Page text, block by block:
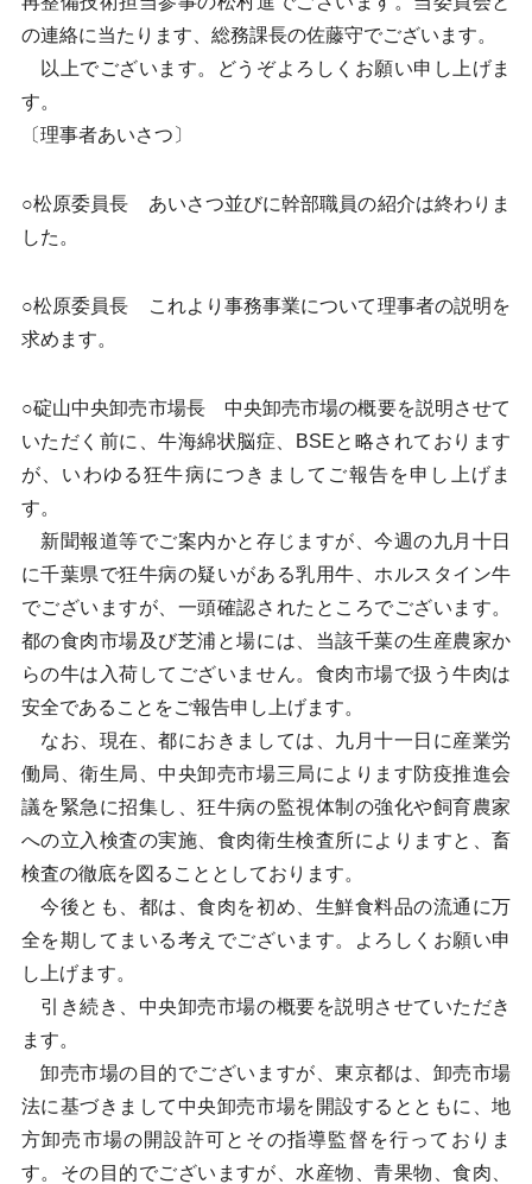
の連絡に当たります、総務課長の佐藤守でございます。
以上でございます。どうぞよろしくお願い申し上げま
す。
〔理事者あいさつ〕
○松原委員長 あいさつ並びに幹部職員の紹介は終わりま
した。
○松原委員長 これより事務事業について理事者の説明を
求めます。
○碇山中央卸売市場長 中央卸売市場の概要を説明させて
いただく前に、牛海綿状脳症、BSEと略されております
が、いわゆる狂牛病につきましてご報告を申し上げま
す。
新聞報道等でご案内かと存じますが、今週の九月十日
に千葉県で狂牛病の疑いがある乳用牛、ホルスタイン牛
でございますが、一頭確認されたところでございます。
都の食肉市場及び芝浦と場には、当該千葉の生産農家か
らの牛は入荷してございません。食肉市場で扱う牛肉は
安全であることをご報告申し上げます。
なお、現在、都におきましては、九月十一日に産業労
働局、衛生局、中央卸売市場三局によります防疫推進会
議を緊急に招集し、狂牛病の監視体制の強化や飼育農家
への立入検査の実施、食肉衛生検査所によりますと、畜
検査の徹底を図ることとしております。
今後とも、都は、食肉を初め、生鮮食料品の流通に万
全を期してまいる考えでございます。よろしくお願い申
し上げます。
引き続き、中央卸売市場の概要を説明させていただき
ます。
卸売市場の目的でございますが、東京都は、卸売市場
法に基づきまして中央卸売市場を開設するとともに、地
方卸売市場の開設許可とその指導監督を行っておりま
す。その目的でございますが、水産物、青果物、食肉、